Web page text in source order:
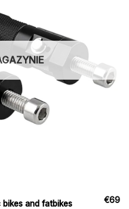
and fatbikes €69